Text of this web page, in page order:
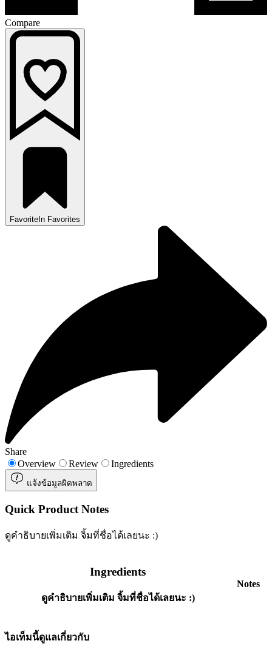
Compare
Favorite In Favorites
Share
Overview
Review Ingredients
แจ้งข้อมูลผิดพลาด
Quick Product Notes
ดูคำธิบายเพิ่มเติม จิ้มที่ชื่อได้เลยนะ :)
Ingredients
ดูคำธิบายเพิ่มเติม จิ้มที่ชื่อได้เลยนะ :)
Notes
ไอเท็มนี้ดูแลเกี่ยวกับ